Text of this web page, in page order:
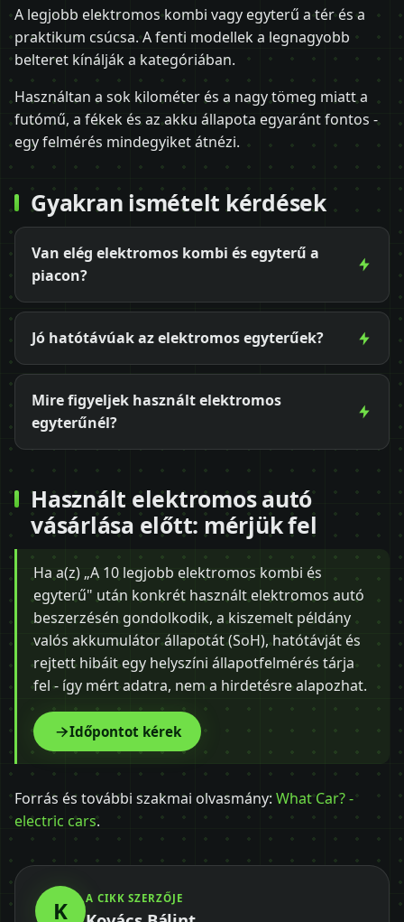
A legjobb elektromos kombi vagy egyterű a tér és a
praktikum csúcsa. A fenti modellek a legnagyobb
belteret kínálják a kategóriában.
Használtan a sok kilométer és a nagy tömeg miatt a
futómű, a fékek és az akku állapota egyaránt fontos -
egy felmérés mindegyiket átnézi.
Gyakran ismételt kérdések
Van elég elektromos kombi és egyterű a
piacon?
Jó hatótávúak az elektromos egyterűek?
Mire figyeljek használt elektromos
egyterűnél?
Használt elektromos autó
vásárlása előtt: mérjük fel
Ha a(z) „A 10 legjobb elektromos kombi és
egyterű" után konkrét használt elektromos autó
beszerzésén gondolkodik, a kiszemelt példány
valós akkumulátor állapotát (SoH), hatótávját és
rejtett hibáit egy helyszíni állapotfelmérés tárja
fel - így mért adatra, nem a hirdetésre alapozhat.
Időpontot kérek
Forrás és további szakmai olvasmány:What Car? -
electric cars.
K A CIKK SZERZŐJE